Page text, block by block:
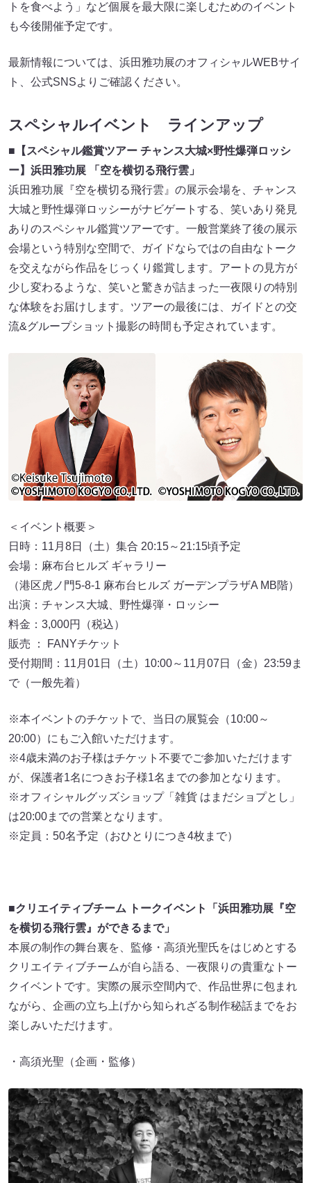
トを食べよう」など個展を最大限に楽しむためのイベント
も今後開催予定です。
最新情報については、浜田雅功展のオフィシャルWEBサイ
ト、公式SNSよりご確認ください。
スペシャルイベント ラインアップ
■【スペシャル鑑賞ツアー チャンス大城×野性爆弾ロッシ
ー】浜田雅功展 「空を横切る飛行雲」
浜田雅功展『空を横切る飛行雲』の展示会場を、チャンス
大城と野性爆弾ロッシーがナビゲートする、笑いあり発見
ありのスペシャル鑑賞ツアーです。一般営業終了後の展示
会場という特別な空間で、ガイドならではの自由なトーク
を交えながら作品をじっくり鑑賞します。アートの見方が
少し変わるような、笑いと驚きが詰まった一夜限りの特別
な体験をお届けします。ツアーの最後には、ガイドとの交
流&グループショット撮影の時間も予定されています。
＜イベント概要＞
日時：11月8日（土）集合 20:15～21:15頃予定
会場：麻布台ヒルズ ギャラリー
（港区虎ノ門5-8-1 麻布台ヒルズ ガーデンプラザA MB階）
出演：チャンス大城、野性爆弾・ロッシー
料金：3,000円（税込）
販売 ： FANYチケット
受付期間：11月01日（土）10:00～11月07日（金）23:59ま
で（一般先着）
※本イベントのチケットで、当日の展覧会（10:00～
20:00）にもご入館いただけます。
※4歳未満のお子様はチケット不要でご参加いただけます
が、保護者1名につきお子様1名までの参加となります。
※オフィシャルグッズショップ「雑貨 はまだショプとし」
は20:00までの営業となります。
※定員：50名予定（おひとりにつき4枚まで）
■クリエイティブチーム トークイベント「浜田雅功展『空
を横切る飛行雲』ができるまで」
本展の制作の舞台裏を、監修・高須光聖氏をはじめとする
クリエイティブチームが自ら語る、一夜限りの貴重なトー
クイベントです。実際の展示空間内で、作品世界に包まれ
ながら、企画の立ち上げから知られざる制作秘話までをお
楽しみいただけます。
・高須光聖（企画・監修）